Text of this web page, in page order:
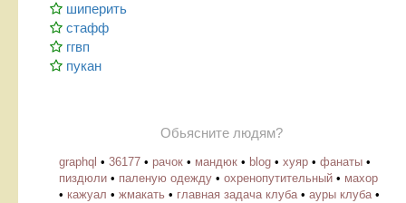
шиперить
стафф
ггвп
пукан
Обьясните людям?
graphql • 36177 • рачок • мандюк • blog • хуяр • фанаты •
пиздюли • паленую одежду • охренопутительный • махор
• кажуал • жмакать • главная задача клуба• ауры клуба•